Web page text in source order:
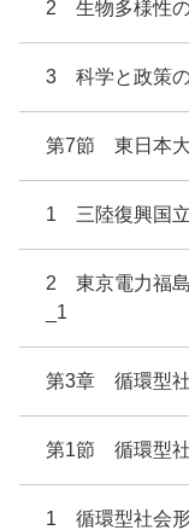
2 生物多様性
3 科学と政策
第7節 東日本大
1 三陸復興国立
2 東京電力福島
_1
第3章 循環型
第1節 循環型
1 循環型社会